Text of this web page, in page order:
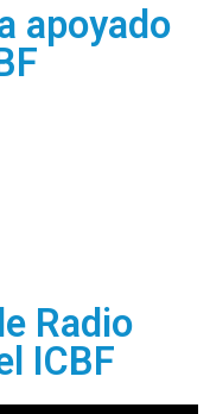
apoyado
Radio
ICBF